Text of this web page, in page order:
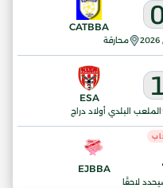
محارقة
CATBBA
الملعب البلدي أولاد دراج
ESA
لاحقًا
EJBBA